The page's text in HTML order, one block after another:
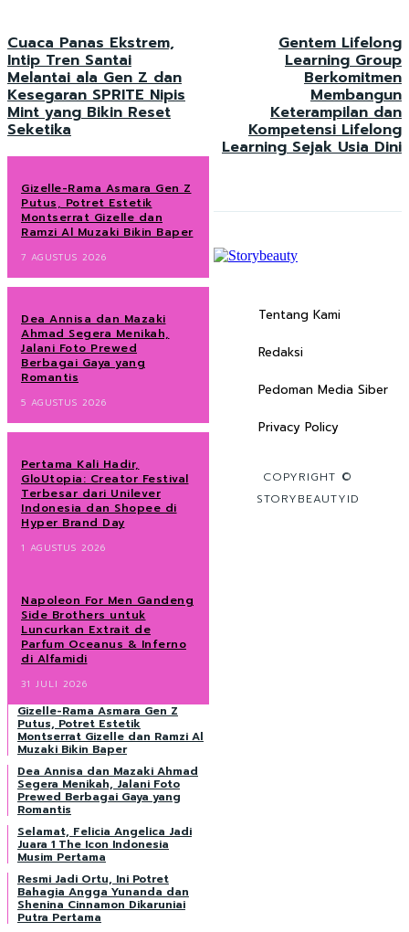
Cuaca Panas Ekstrem,
Intip Tren Santai
Melantai ala Gen Z dan
Kesegaran SPRITE Nipis
Mint yang Bikin Reset
Seketika
Gentem Lifelong
Learning Group
Berkomitmen
Membangun
Keterampilan dan
Kompetensi Lifelong
Learning Sejak Usia Dini
Gizelle-Rama Asmara Gen Z
Putus, Potret Estetik
Montserrat Gizelle dan
Ramzi Al Muzaki Bikin Baper
7 AGUSTUS 2026
Dea Annisa dan Mazaki
Ahmad Segera Menikah,
Jalani Foto Prewed
Berbagai Gaya yang
Romantis
5 AGUSTUS 2026
Pertama Kali Hadir,
GloUtopia: Creator Festival
Terbesar dari Unilever
Indonesia dan Shopee di
Hyper Brand Day
1 AGUSTUS 2026
Napoleon For Men Gandeng
Side Brothers untuk
Luncurkan Extrait de
Parfum Oceanus & Inferno
di Alfamidi
31 JULI 2026
Gizelle-Rama Asmara Gen Z
Putus, Potret Estetik
Montserrat Gizelle dan Ramzi Al
Muzaki Bikin Baper
Dea Annisa dan Mazaki Ahmad
Segera Menikah, Jalani Foto
Prewed Berbagai Gaya yang
Romantis
Selamat, Felicia Angelica Jadi
Juara 1 The Icon Indonesia
Musim Pertama
Resmi Jadi Ortu, Ini Potret
Bahagia Angga Yunanda dan
Shenina Cinnamon Dikaruniai
Putra Pertama
Tentang Kami
Redaksi
Pedoman Media Siber
Privacy Policy
COPYRIGHT ©
STORYBEAUTYID